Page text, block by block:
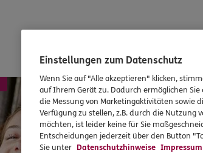
Einstellungen zum Datenschutz
Wenn Sie auf "Alle akzeptieren" klicken,
auf Ihrem Gerät zu. Dadurch ermöglichen
die Messung von Marketingaktivitäten sowie
Verfügung zu stellen, z.B. durch die Nutzung
möchten, ist leider keine für Sie
Entscheidungen jederzeit über den Button
Sie unter Datenschutzhinweise Impressum